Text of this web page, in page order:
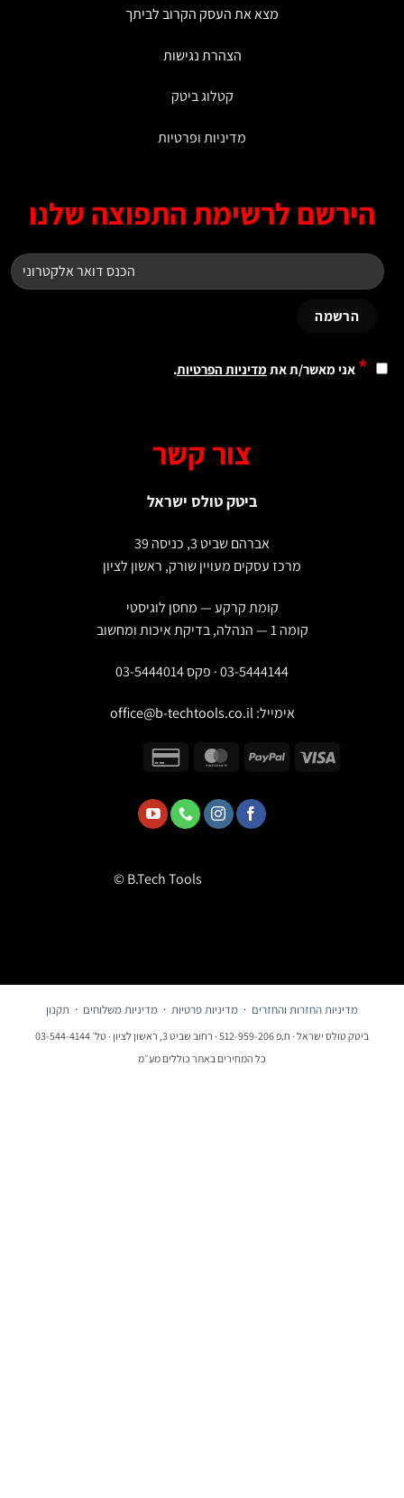
מצא את העסק הקרוב לביתך
הצהרת נגישות
קטלוג ביטק
מדיניות ופרטיות
לרשימת התפוצה שלנו
אני מאשר/ת אתמדיניות הפרטיות.
צור קשר
ביטק טולס ישראל
אברהם שביט 3, כניסה 39
מרכז עסקים מעויין שורק, ראשון לציון
קומת קרקע — מחסן לוגיסטי
03-5444144 · פקס 03-5444014
אימייל:office@b-techtools.co.il
© B.Tech Tools
מדיניות החזרות והחזרים ·מדיניות פרטיות·מדיניות משלוחים·תקנון
ביטק טולס ישראל · ח.פ 512-959-206 · רחוב שביט 3, ראשון לציון · טל׳ 03-544-4144
כל המחירים באתר כוללים מע״מ